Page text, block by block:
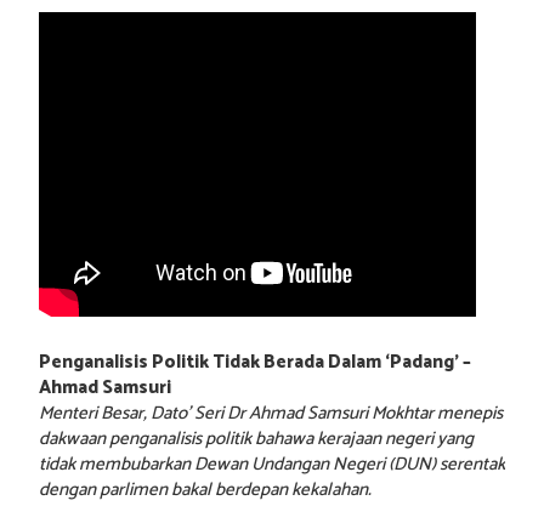
Penganalisis Politik Tidak Berada Dalam ‘Padang’ –
Ahmad Samsuri
Menteri Besar, Dato’ Seri Dr Ahmad Samsuri Mokhtar menepis
dakwaan penganalisis politik bahawa kerajaan negeri yang
tidak membubarkan Dewan Undangan Negeri (DUN) serentak
dengan parlimen bakal berdepan kekalahan.